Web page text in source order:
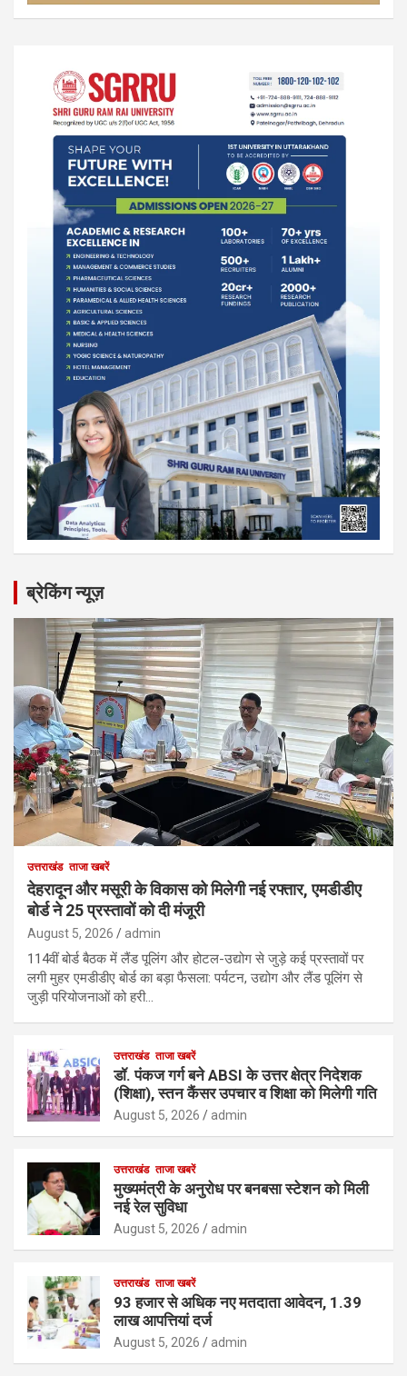
ब्रेकिंग न्यूज़
उत्तराखंड ताजा खबरें
देहरादून और मसूरी के विकास को मिलेगी नई रफ्तार, एमडीडीए
बोर्ड ने 25 प्रस्तावों को दी मंजूरी
August 5, 2026 admin
114वीं बोर्ड बैठक में लैंड पूलिंग और होटल-उद्योग से जुड़े कई प्रस्तावों पर
लगी मुहर एमडीडीए बोर्ड का बड़ा फैसला: पर्यटन, उद्योग और लैंड पूलिंग से
जुड़ी परियोजनाओं को हरी…
उत्तराखंड ताजा खबरें
डॉ. पंकज गर्ग बने ABSI के उत्तर क्षेत्र निदेशक
(शिक्षा), स्तन कैंसर उपचार व शिक्षा को मिलेगी गति
August 5, 2026 admin
उत्तराखंड ताजा खबरें
मुख्यमंत्री के अनुरोध पर बनबसा स्टेशन को मिली
नई रेल सुविधा
August 5, 2026 admin
उत्तराखंड ताजा खबरें
93 हजार से अधिक नए मतदाता आवेदन, 1.39
लाख आपत्तियां दर्ज
August 5, 2026 admin